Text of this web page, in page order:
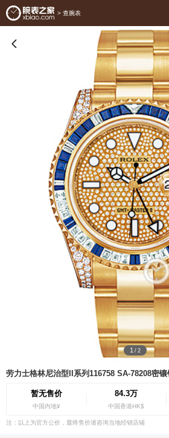
> 查腕表
1 / 2
劳力士格林尼治型II系列116758 SA-78208密
暂无售价
中国内地¥
84.3万
中国香港HK$
注：以上为官方公价，最终售价请咨询当地经销店铺